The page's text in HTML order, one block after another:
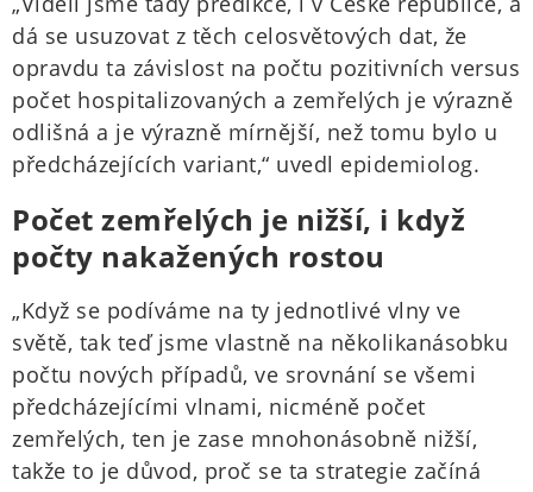
dá se usuzovat z těch celosvětových dat, že
opravdu ta závislost na počtu pozitivních versus
počet hospitalizovaných a zemřelých je výrazně
odlišná a je výrazně mírnější, než tomu bylo u
předcházejících variant,“ uvedl epidemiolog.
Počet zemřelých je nižší, i když
počty nakažených rostou
„Když se podíváme na ty jednotlivé vlny ve
světě, tak teď jsme vlastně na několikanásobku
počtu nových případů, ve srovnání se všemi
předcházejícími vlnami, nicméně počet
zemřelých, ten je zase mnohonásobně nižší,
takže to je důvod, proč se ta strategie začíná